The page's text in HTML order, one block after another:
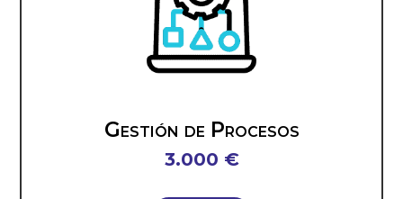
Gestión de Procesos
3.000 €